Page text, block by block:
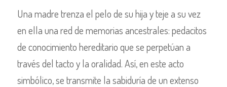
Una madre trenza el pelo de su hija y teje a su vez
en ella una red de memorias ancestrales: pedacitos
de conocimiento hereditario que se perpetúan a
través del tacto y la oralidad. Así, en este acto
simbólico, se transmite la sabiduría de un extenso